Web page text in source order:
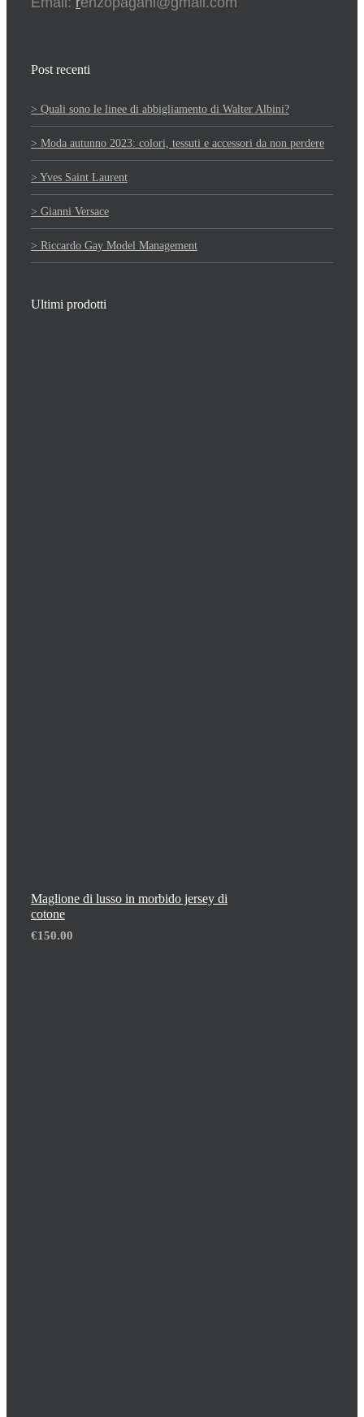
Post recenti
> Quali sono le linee di abbigliamento di Walter Albini?
> Moda autunno 2023: colori, tessuti e accessori da non perdere
> Yves Saint Laurent
> Gianni Versace
> Riccardo Gay Model Management
Ultimi prodotti
Maglione di lusso in morbido jersey di
cotone
€150.00